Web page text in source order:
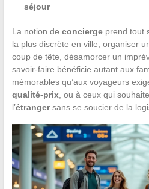
séjour
La notion de conciergeprend tout
la plus discrète en ville, organiser
coup de tête, désamorcer un
savoir-faire bénéficie autant aux
mémorables qu’aux voyageurs
qualité-prix, ou à ceux qui
l’étrangersans se soucier de la